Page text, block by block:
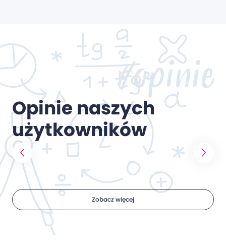
Opinie naszych
użytkowników
#opinie
Zobacz więcej